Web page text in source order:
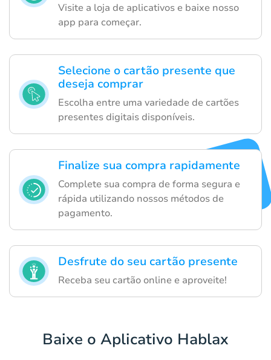
Visite a loja de aplicativos e baixe nosso
app para começar.
Selecione o cartão presente que
deseja comprar
Escolha entre uma variedade de cartões
presentes digitais disponíveis.
Finalize sua compra rapidamente
Complete sua compra de forma segura e
rápida utilizando nossos métodos de
pagamento.
Desfrute do seu cartão presente
Receba seu cartão online e aproveite!
Baixe o Aplicativo Hablax